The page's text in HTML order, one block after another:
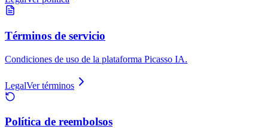
Términos de servicio
Condiciones de uso de la plataforma Picasso IA.
LegalVer términos
Política de reembolsos